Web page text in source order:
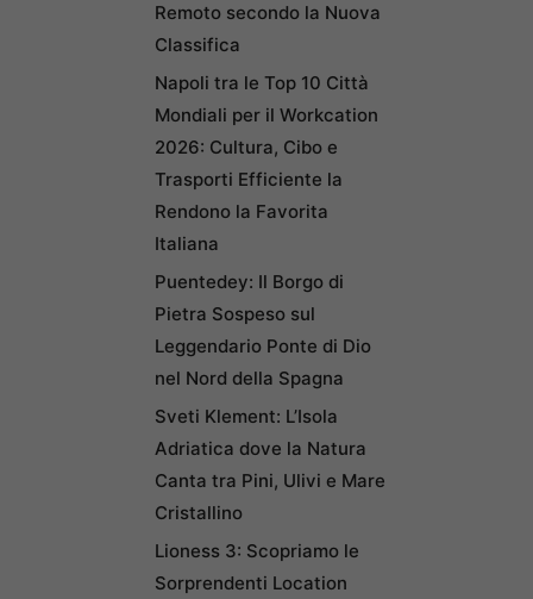
Remoto secondo la Nuova
Classifica
Napoli tra le Top 10 Città
Mondiali per il Workcation
2026: Cultura, Cibo e
Trasporti Efficiente la
Rendono la Favorita
Italiana
Puentedey: Il Borgo di
Pietra Sospeso sul
Leggendario Ponte di Dio
nel Nord della Spagna
Sveti Klement: L’Isola
Adriatica dove la Natura
Canta tra Pini, Ulivi e Mare
Cristallino
Lioness 3: Scopriamo le
Sorprendenti Location